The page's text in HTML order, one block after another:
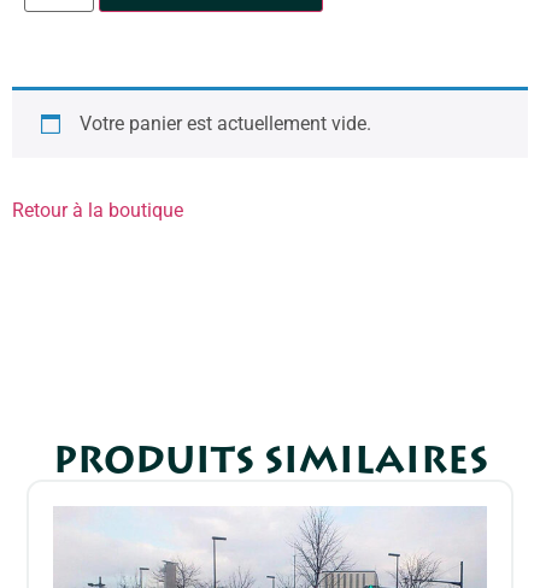
Votre panier est actuellement vide.
Retour à la boutique
PRODUITS SIMILAIRES